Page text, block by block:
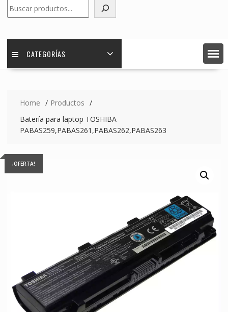
CATEGORÍAS
Home
Productos
Batería para laptop TOSHIBA
PABAS259,PABAS261,PABAS262,PABAS263
¡OFERTA!